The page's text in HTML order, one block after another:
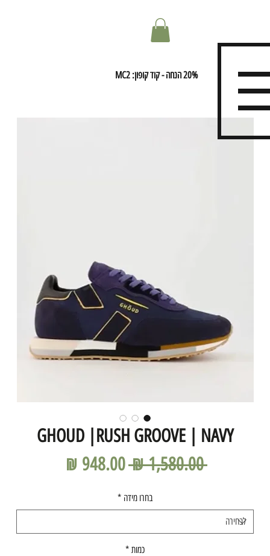
GHOUD |RUSH GROOVE | NAVY
‏1,580.00 ‏₪
מחיר
רגילבחרו מידה *
כמות *
20% הנחה - קוד קופון: MC2